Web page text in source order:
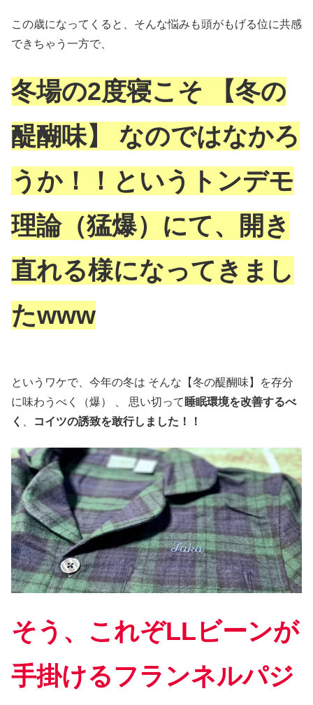
この歳になってくると、そんな悩みも頭がもげる位に共感
できちゃう一方で、
冬場の2度寝こそ 【冬の
醍醐味】 なのではなかろ
うか！！というトンデモ
理論（猛爆）にて、開き
直れる様になってきまし
たwww
というワケで、今年の冬は そんな【冬の醍醐味】を存分
に味わうべく（爆） 、 思い切って 睡眠環境を改善するべ
く
コイツの誘致を敢行しました！！
そう、これぞLLビーンが
手掛けるフランネルパジ